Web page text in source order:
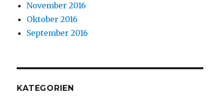
November 2016
Oktober 2016
September 2016
KATEGORIEN